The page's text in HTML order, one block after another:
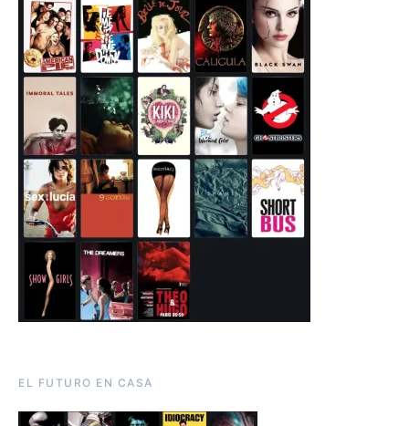
EL FUTURO EN CASA